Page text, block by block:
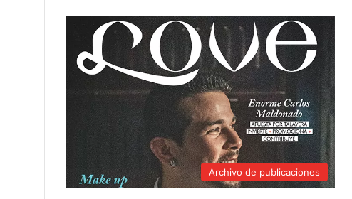
Archivo de publicaciones